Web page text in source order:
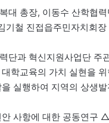
대 총장, 이동수 산학협
기철 진접읍주민자치회
단과 혁신지원사업단
학교육의 가치 실현을
실행하여 지역의 상생
사항에 대한 공동연구